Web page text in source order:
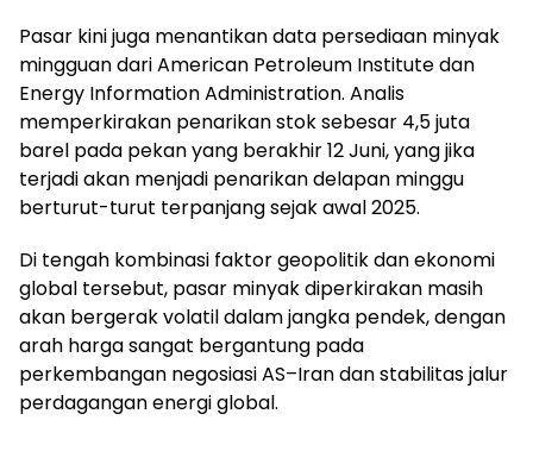
Pasar kini juga menantikan data persediaan minyak
mingguan dari American Petroleum Institute dan
Energy Information Administration. Analis
memperkirakan penarikan stok sebesar 4,5 juta
barel pada pekan yang berakhir 12 Juni, yang jika
terjadi akan menjadi penarikan delapan minggu
berturut-turut terpanjang sejak awal 2025.
Di tengah kombinasi faktor geopolitik dan ekonomi
global tersebut, pasar minyak diperkirakan masih
akan bergerak volatil dalam jangka pendek, dengan
arah harga sangat bergantung pada
perkembangan negosiasi AS–Iran dan stabilitas jalur
perdagangan energi global.